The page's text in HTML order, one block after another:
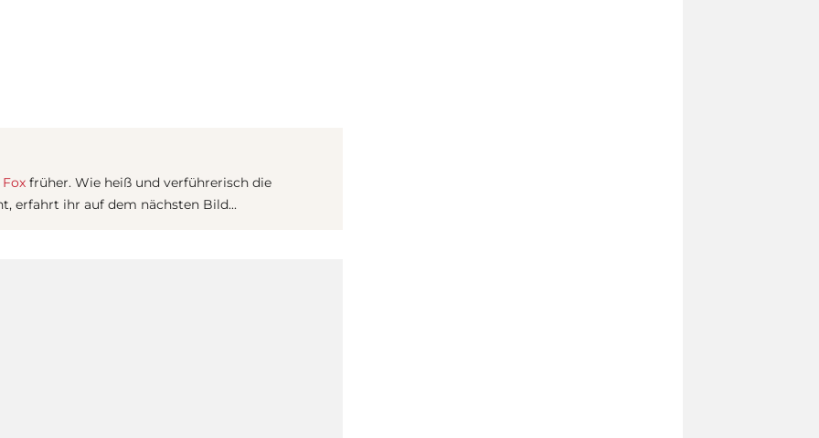
früher. Wie heiß und verführerisch die
erfahrt ihr auf dem nächsten Bild...